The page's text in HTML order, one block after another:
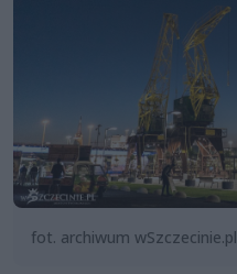
fot. archiwum wSzczecinie.pl